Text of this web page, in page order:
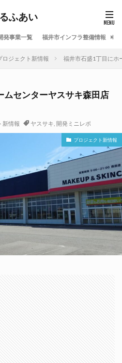
ふあい
発事業一覧 福井市インフラ整備情報
ロジェクト新情報 福井市石盛1丁目に
ムセンターヤスサキ森田店
新情報 ヤスサキ, 開発ミニレポ
プロジェクト新情報